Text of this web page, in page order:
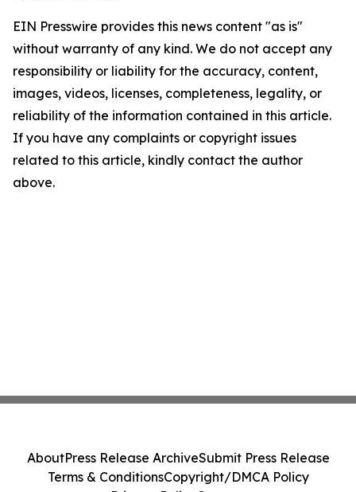
EIN Presswire provides this news content "as is"
without warranty of any kind. We do not accept any
responsibility or liability for the accuracy, content,
images, videos, licenses, completeness, legality, or
reliability of the information contained in this article.
If you have any complaints or copyright issues
related to this article, kindly contact the author
above.
AboutPress Release ArchiveSubmit Press Release
Terms & ConditionsCopyright/DMCA Policy